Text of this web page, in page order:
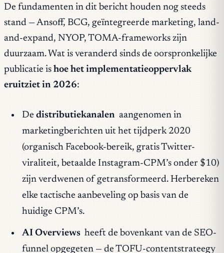
De fundamenten in dit bericht houden nog steeds
stand — Ansoff, BCG, geïntegreerde marketing, land-
and-expand, NYOP, TOMA-frameworks zijn
duurzaam. Wat is veranderd sinds de oorspronkelijke
publicatie is hoe het implementatieoppervlak
eruitziet in 2026:
De distributiekanalen aangenomen in
marketingberichten uit het tijdperk 2020
(organisch Facebook-bereik, gratis Twitter-
viraliteit, betaalde Instagram-CPM’s onder $10)
zijn verdwenen of getransformeerd. Herbereken
elke tactische aanbeveling op basis van de
huidige CPM’s.
AI Overviews heeft de bovenkant van de SEO-
funnel opgegeten — de TOFU-contentstrateegy